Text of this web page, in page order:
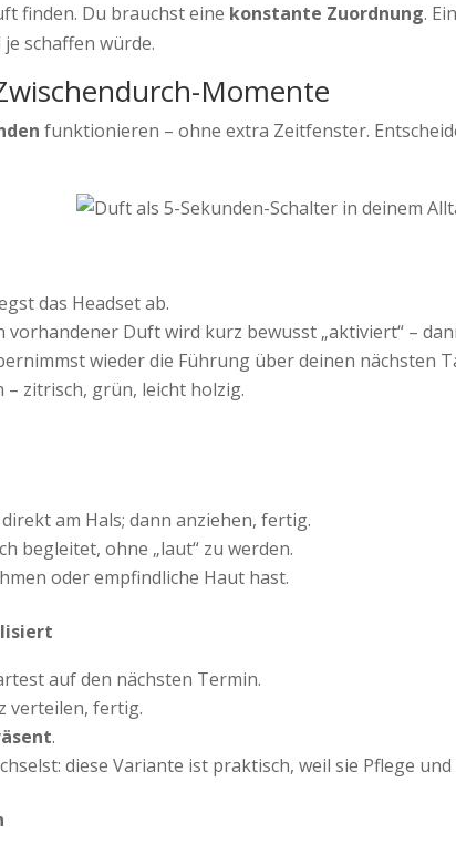
finden. Du brauchst eine konstante Zuordnung.
schaffen würde.
Momente
funktionieren – ohne extra Zeitfenster.
das Headset ab.
Duft wird kurz bewusst „aktiviert“ –
wieder die Führung über deinen nächsten
– zitrisch, grün, leicht holzig.
am Hals; dann anziehen, fertig.
begleitet, ohne „laut“ zu werden.
oder empfindliche Haut hast.
auf den nächsten Termin.
verteilen, fertig.
.
diese Variante ist praktisch, weil sie Pflege